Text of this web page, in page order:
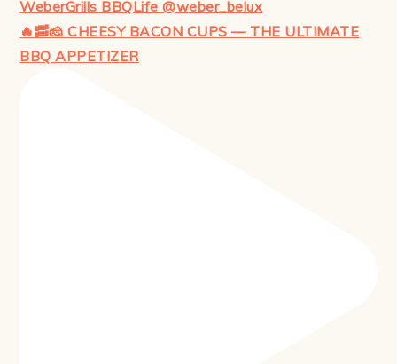
🔥🥓🧀 CHEESY BACON CUPS — THE ULTIMATE
BBQ APPETIZER